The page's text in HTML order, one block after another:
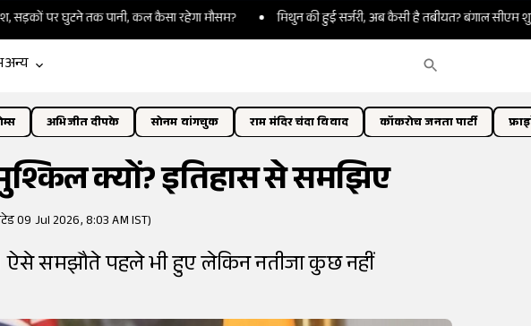
घुटने तक पानी, कल कैसा रहेगा मौसम? मिथुन की हुई सर्जरी, अब कैसी है तबीयत? बंगाल सीएम शुभेंदु अधिकारी
अन्य
अभिजीत दीपके सोनम वांगचुक राम मंदिर चंदा विवाद कॉकरोच जनता पार्टी
क्यों? इतिहास से समझिए
09 Jul 2026, 8:03 AM IST)
ऐसे समझौते पहले भी हुए लेकिन नतीजा कुछ नहीं